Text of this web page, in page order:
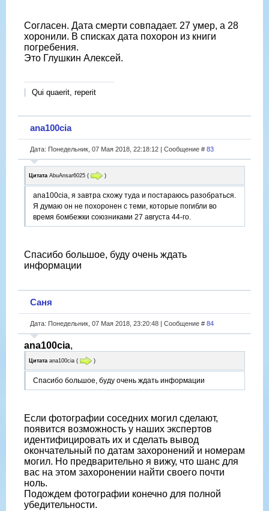
Воинское звание красноармеец|рядовой
Дата смерти 27.08.1944
Первичное место захоронения Ломаннсхайде/Репелен-
Берль (коммунальное кладбище)
Согласен. Дата смерти совпадает. 27 умер, а 28
хоронили. В списках дата похорон из книги
погребения.
Это Глушкин Алексей.
Qui quaerit, reperit
ana100cia
Дата: Понедельник, 07 Мая 2018, 22:18:12 | Сообщение # 83
Цитата AbuAnsar6025 ( )
ana100cia, я завтра схожу туда и постараюсь разобраться.
Я думаю он не похоронен с теми, которые погибли во
время бомбежки союзниками 27 августа 44-го.
Спасибо большое, буду очень ждать
информации
Саня
Дата: Понедельник, 07 Мая 2018, 23:20:48 | Сообщение # 84
ana100cia,
Цитата ana100cia ( )
Спасибо большое, буду очень ждать информации
Если фотографии соседних могил сделают,
появится возможность у наших экспертов
идентифицировать их и сделать вывод
окончательный по датам захоронений и номерам
могил. Но предварительно я вижу, что шанс для
вас на этом захоронении найти своего почти
ноль.
Подождем фотографии конечно для полной
убедительности.